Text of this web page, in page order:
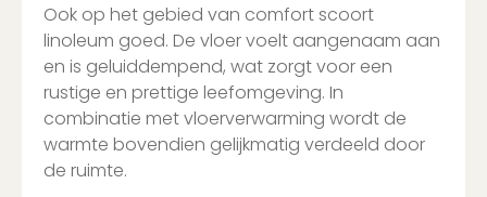
Ook op het gebied van comfort scoort
linoleum goed. De vloer voelt aangenaam aan
en is geluiddempend, wat zorgt voor een
rustige en prettige leefomgeving. In
combinatie met vloerverwarming wordt de
warmte bovendien gelijkmatig verdeeld door
de ruimte.